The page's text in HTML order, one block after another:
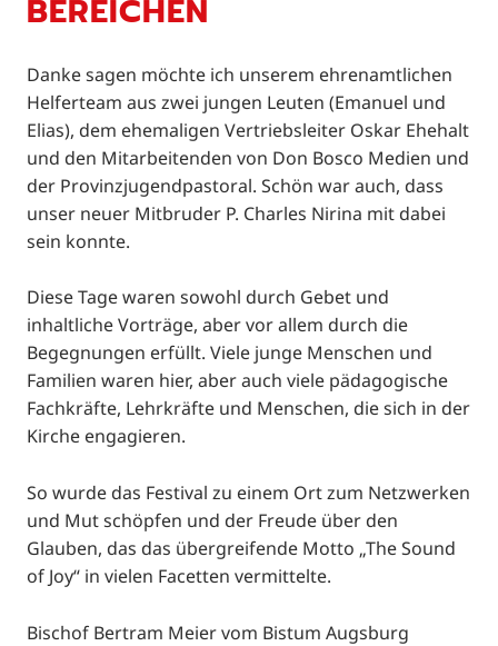
BEREICHEN
Danke sagen möchte ich unserem ehrenamtlichen
Helferteam aus zwei jungen Leuten (Emanuel und
Elias), dem ehemaligen Vertriebsleiter Oskar Ehehalt
und den Mitarbeitenden von Don Bosco Medien und
der Provinzjugendpastoral. Schön war auch, dass
unser neuer Mitbruder P. Charles Nirina mit dabei
sein konnte.
Diese Tage waren sowohl durch Gebet und
inhaltliche Vorträge, aber vor allem durch die
Begegnungen erfüllt. Viele junge Menschen und
Familien waren hier, aber auch viele pädagogische
Fachkräfte, Lehrkräfte und Menschen, die sich in der
Kirche engagieren.
So wurde das Festival zu einem Ort zum Netzwerken
und Mut schöpfen und der Freude über den
Glauben, das das übergreifende Motto „The Sound
of Joy“ in vielen Facetten vermittelte.
Bischof Bertram Meier vom Bistum Augsburg